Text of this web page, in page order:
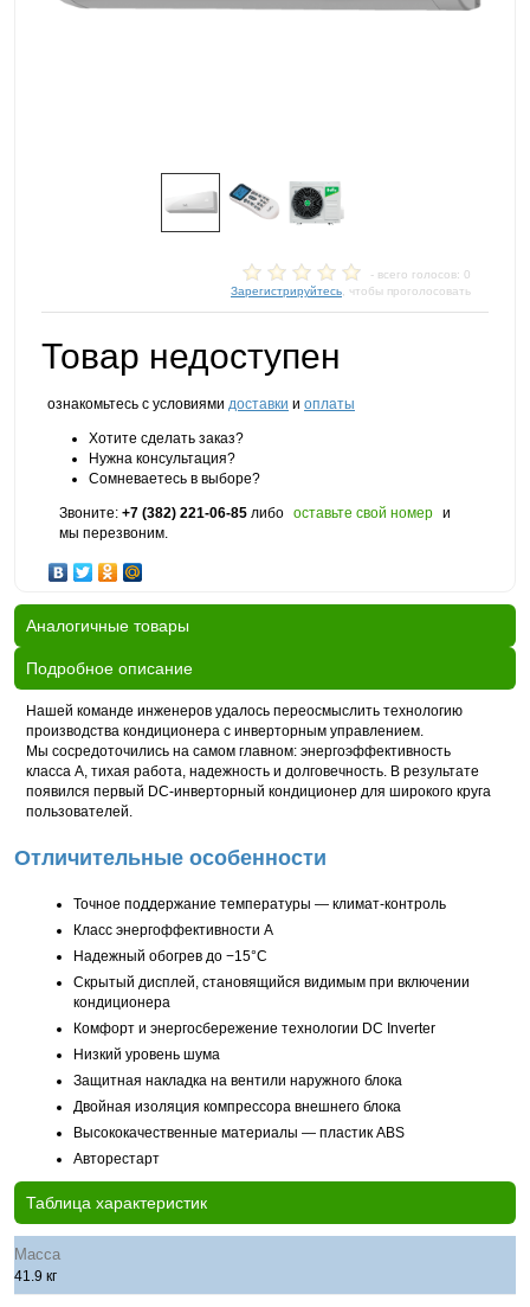
- всего голосов: 0
Зарегистрируйтесь , чтобы проголосовать
Товар недоступен
ознакомьтесь с условиями доставки и оплаты
Хотите сделать заказ?
Нужна консультация?
Сомневаетесь в выборе?
Звоните: +7 (382) 221-06-85 либо оставьте свой номер и
мы перезвоним.
Аналогичные товары
Подробное описание
Нашей команде инженеров удалось переосмыслить технологию
производства кондиционера с инверторным управлением.
Мы сосредоточились на самом главном: энергоэффективность
класса А, тихая работа, надежность и долговечность. В результате
появился первый DC-инверторный кондиционер для широкого круга
пользователей.
Отличительные особенности
Точное поддержание температуры — климат-контроль
Класс энергоффективности А
Надежный обогрев до −15°С
Скрытый дисплей, становящийся видимым при включении
кондиционера
Комфорт и энергосбережение технологии DC Inverter
Низкий уровень шума
Защитная накладка на вентили наружного блока
Двойная изоляция компрессора внешнего блока
Высококачественные материалы — пластик ABS
Авторестарт
Таблица характеристик
Масса
41.9 кг